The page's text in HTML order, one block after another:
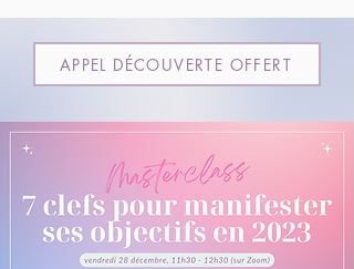
APPEL DÉCOUVERTE OFFERT